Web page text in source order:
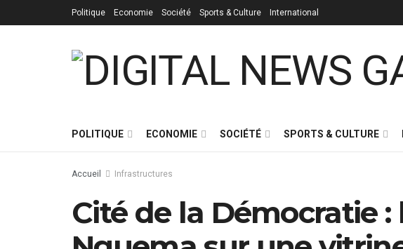
Politique Economie Société Sports & Culture International
POLITIQUE ECONOMIE SOCIÉTÉ SPORTS & CULTURE
Accueil Infrastructures
Cité de la Démocratie :